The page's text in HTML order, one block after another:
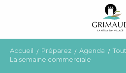
principal
Accueil Préparez Agenda
La semaine commerciale